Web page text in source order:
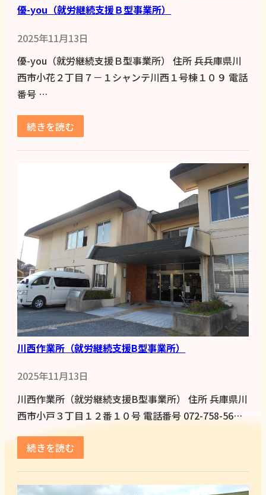
優-you（就労継続支援Ｂ型事業所）
2025年11月13日
優-you（就労継続支援Ｂ型事業所） 住所 兵兵庫県川
西市小花２丁目７－１シャンテ川西１号棟１０９ 電話
番号 …
続きを読む
川西作業所（就労継続支援B型事業所）
2025年11月13日
川西作業所（就労継続支援B型事業所） 住所 兵庫県川
西市小戸３丁目１２番１０号 電話番号 072-758-56…
続きを読む